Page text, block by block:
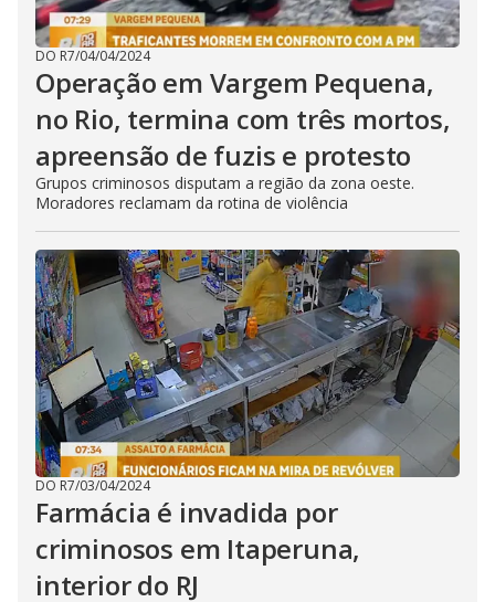
DO R7/04/04/2024
Operação em Vargem Pequena,
no Rio, termina com três mortos,
apreensão de fuzis e protesto
Grupos criminosos disputam a região da zona oeste.
Moradores reclamam da rotina de violência
DO R7/03/04/2024
Farmácia é invadida por
criminosos em Itaperuna,
interior do RJ